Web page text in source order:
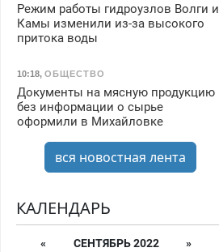
Режим работы гидроузлов Волги и
Камы изменили из-за высокого
притока воды
10:18, ОБЩЕСТВО
Документы на мясную продукцию
без информации о сырье
оформили в Михайловке
вся новостная лента
КАЛЕНДАРЬ
« СЕНТЯБРЬ 2022
»